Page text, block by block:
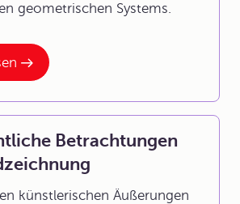
geometrischen Systems.
Betrachtungen
künstlerischen Äußerungen